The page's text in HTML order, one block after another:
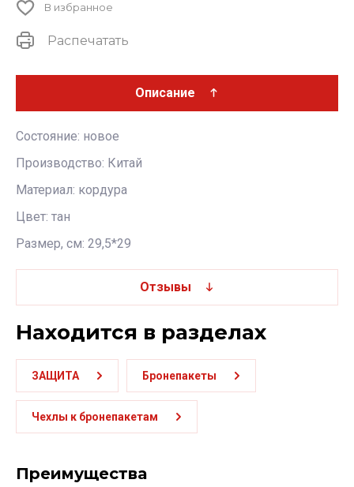
В избранное
Распечатать
Описание
Состояние: новое
Производство: Китай
Материал: кордура
Цвет: тан
Размер, см: 29,5*29
Отзывы
Находится в разделах
ЗАЩИТА Бронепакеты
Чехлы к бронепакетам
Преимущества